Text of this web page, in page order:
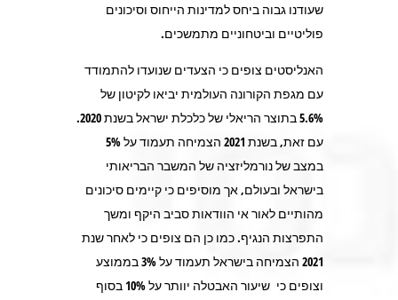
שעודנו גבוה ביחס למדינות הייחוס וסיכונים
פוליטיים וביטחוניים מתמשכים.
האנליסטים צופים כי הצעדים שנועדו להתמודד
עם מגפת הקורונה העולמית יביאו לקיטון של
5.6% בתוצר הריאלי של כלכלת ישראל בשנת 2020.
עם זאת, בשנת 2021 הצמיחה תעמוד על 5%
במצב של נורמליזציה של המשבר הבריאותי
בישראל ובעולם, אך מוסיפים כי קיימים סיכונים
מהותיים לאור אי הוודאות סביב היקף ומשך
התפרצות הנגיף. כמו כן הם צופים כי לאחר שנת
2021 הצמיחה בישראל תעמוד על 3% בממוצע
וצופים כי שיעור האבטלה יוותר על 10% בסוף